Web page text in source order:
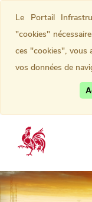
Le Portail
"cookies"
ces "cookies", vous
vos données de